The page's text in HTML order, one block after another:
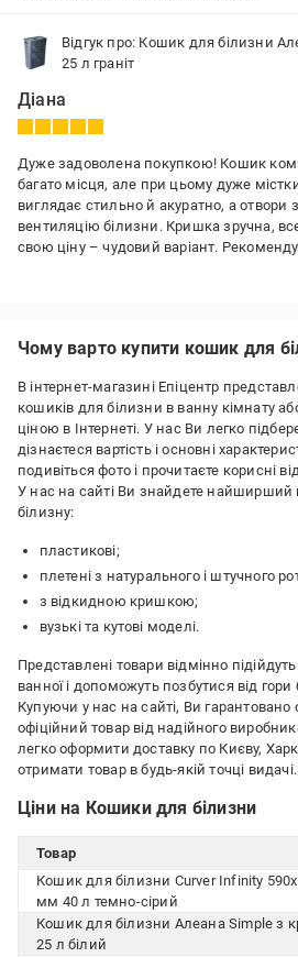
Відгук про: Кошик для білизни
25 л граніт
Діана
Дуже задоволена покупкою! Кошик
багато місця, але при цьому дуже
виглядає стильно й акуратно, а отвори
вентиляцію білизни. Кришка зручна,
свою ціну – чудовий варіант.
Недоліки:
Чому варто купити кошик для
В інтернет-магазині Епіцентр
кошиків для білизни в ванну кімнату
ціною в Інтернеті. У нас Ви легко
дізнаєтеся вартість і основні
подивіться фото і прочитаєте корисні
У нас на сайті Ви знайдете найширший
білизну:
пластикові;
плетені з натурального і штучного
з відкидною кришкою;
вузькі та кутові моделі.
Представлені товари відмінно
ванної і допоможуть позбутися від
Купуючи у нас на сайті, Ви гарантовано
офіційний товар від надійного
легко оформити доставку по Києву,
отримати товар в будь-якій точці видачі.
Ціни на Кошики для білизни
Товар
Кошик для білизни Curver Infinity
мм 40 л темно-сірий
Кошик для білизни Алеана Simple з
25 л білий